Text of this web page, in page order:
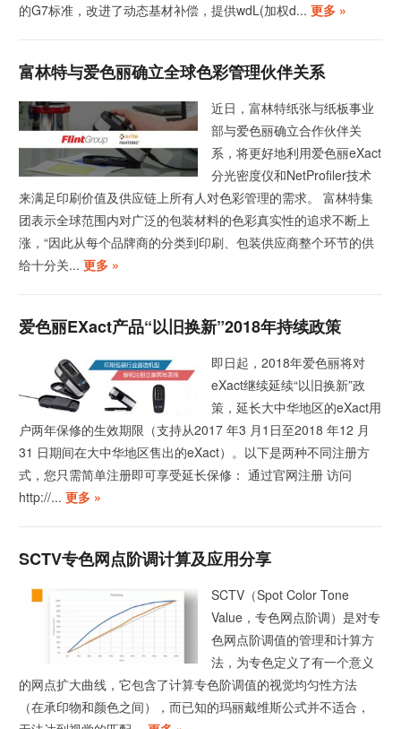
的G7标准，改进了动态基材补偿，提供wdL(加权d...更多 »
富林特与爱色丽确立全球色彩管理伙伴关系
近日，富林特纸张与纸板事业
部与爱色丽确立合作伙伴关
系，将更好地利用爱色丽eXact
分光密度仪和NetProfiler技术
来满足印刷价值及供应链上所有人对色彩管理的需求。 富林特集
团表示全球范围内对广泛的包装材料的色彩真实性的追求不断上
涨，“因此从每个品牌商的分类到印刷、包装供应商整个环节的供
给十分关...更多 »
爱色丽eXact产品“以旧换新”2018年持续政策
即日起，2018年爱色丽将对
eXact继续延续“以旧换新”政
策，延长大中华地区的eXact用
户两年保修的生效期限（支持从2017 年3 月1日至2018 年12 月
31 日期间在大中华地区售出的eXact）。以下是两种不同注册方
式，您只需简单注册即可享受延长保修： 通过官网注册 访问
http://...更多 »
SCTV专色网点阶调计算及应用分享
SCTV（Spot Color Tone
Value，专色网点阶调）是对专
色网点阶调值的管理和计算方
法，为专色定义了有一个意义
的网点扩大曲线，它包含了计算专色阶调值的视觉均匀性方法
（在承印物和颜色之间），而已知的玛丽戴维斯公式并不适合，